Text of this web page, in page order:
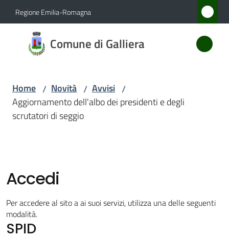
Vai al contenuto
Vai alla navigazione
Vai al footer
Regione Emilia-Romagna
Comune di Galliera
Comune
di
Amministrazione
Vivere
Galliera
Home / Novità / Avvisi /
Aggiornamento dell'albo dei presidenti e degli
scrutatori di seggio
Accedi
Per accedere al sito a ai suoi servizi, utilizza una delle seguenti
modalità.
SPID